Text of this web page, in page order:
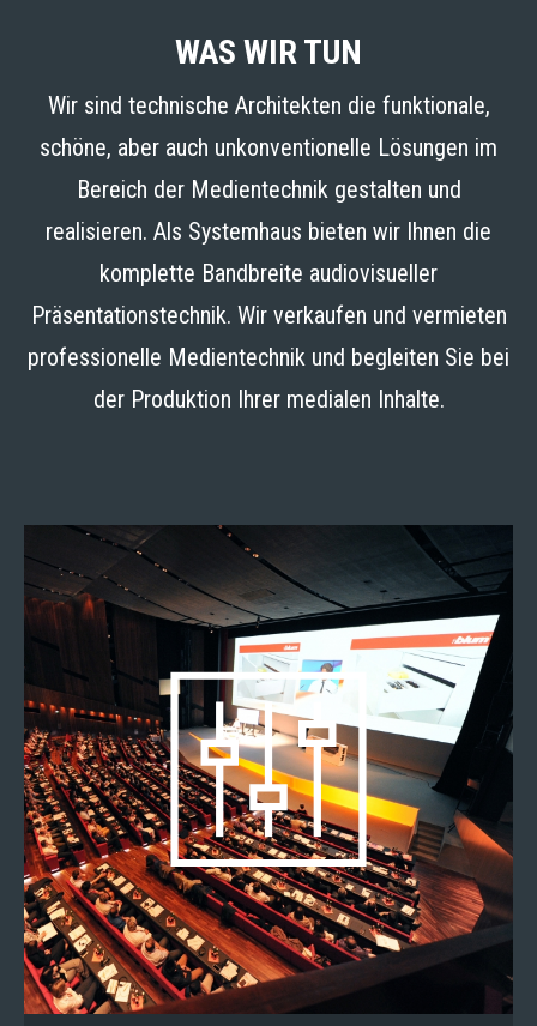
WAS WIR TUN
Wir sind technische Architekten die funktionale,
schöne, aber auch unkonventionelle Lösungen im
Bereich der Medientechnik gestalten und
realisieren. Als Systemhaus bieten wir Ihnen die
komplette Bandbreite audiovisueller
Präsentationstechnik. Wir verkaufen und vermieten
professionelle Medientechnik und begleiten Sie bei
der Produktion Ihrer medialen Inhalte.